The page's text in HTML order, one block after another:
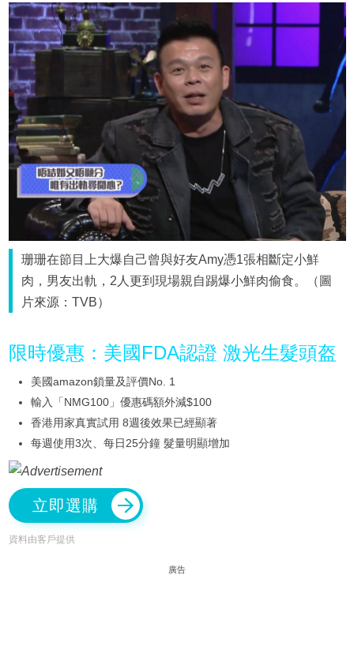
珊珊在節目上大爆自己曾與好友Amy憑1張相斷定小鮮
肉，男友出軌，2人更到現場親自踢爆小鮮肉偷食。（圖
片來源：TVB）
限時優惠：美國FDA認證 激光生髮頭盔
美國amazon鎖量及評價No. 1
輸入「NMG100」優惠碼額外減$100
香港用家真實試用 8週後效果已經顯著
每週使用3次、每日25分鐘 髮量明顯增加
立即選購
資料由客戶提供
廣告